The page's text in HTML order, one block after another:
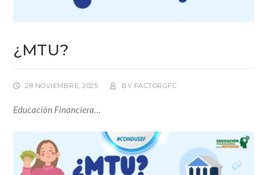
¿MTU?
28 NOVIEMBRE, 2025 BY FACTORGFC
Educación Financiera…